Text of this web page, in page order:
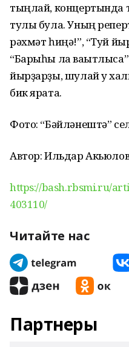
тыңлай,
тулы була. Уның
рәхмәт һиңә!”, “Туй
“Барыһы ла
йырҙарҙы, шулай уҡ
бик ярата.
Фото: “Бәйләнештә”
Автор: Ильдар
https://bash.rbsmi.ru/
403110/
Читайте нас
Партнеры